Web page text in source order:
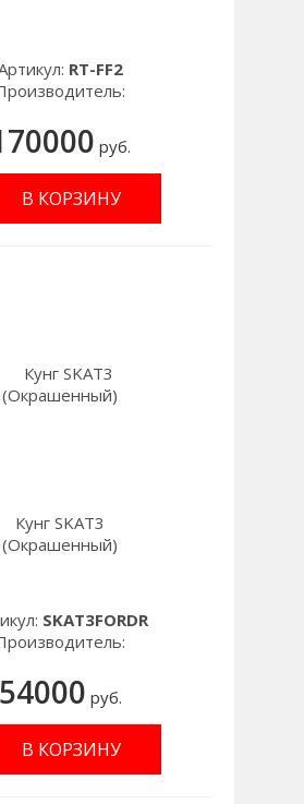
RT-FF2
руб.
В КОРЗИНУ
Кунг SKAT3
(Окрашенный)
SKAT3FORDR
54000 руб.
В КОРЗИНУ